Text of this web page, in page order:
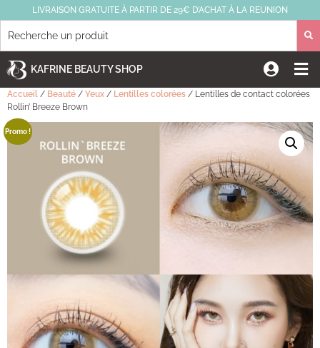
LIVRAISON GRATUITE À PARTIR DE 29€ D’ACHAT À LA REUNION
KAFRINE BEAUTY SHOP
Accueil / Beauté / Yeux / Lentilles colorées / Lentilles de contact colorées
Rollin’ Breeze Brown
Promo !